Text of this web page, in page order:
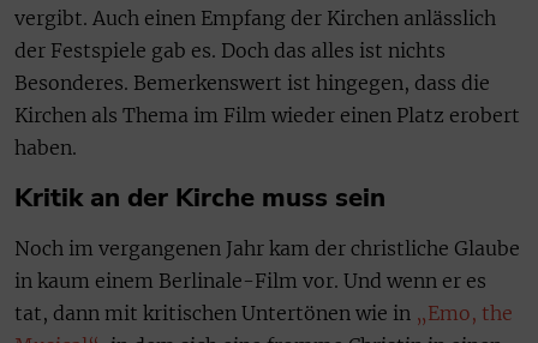
vergibt. Auch einen Empfang der Kirchen anlässlich
der Festspiele gab es. Doch das alles ist nichts
Besonderes. Bemerkenswert ist hingegen, dass die
Kirchen als Thema im Film wieder einen Platz erobert
haben.
Kritik an der Kirche muss sein
Noch im vergangenen Jahr kam der christliche Glaube
in kaum einem Berlinale-Film vor. Und wenn er es
tat, dann mit kritischen Untertönen wie in „Emo, the